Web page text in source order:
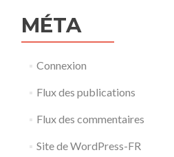
MÉTA
Connexion
Flux des publications
Flux des commentaires
Site de WordPress-FR